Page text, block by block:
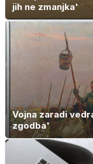
jih ne zmanjka'
Vojna zaradi
zgodba'